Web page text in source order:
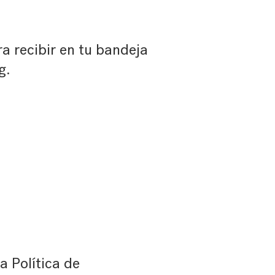
recibir en tu bandeja
Política de